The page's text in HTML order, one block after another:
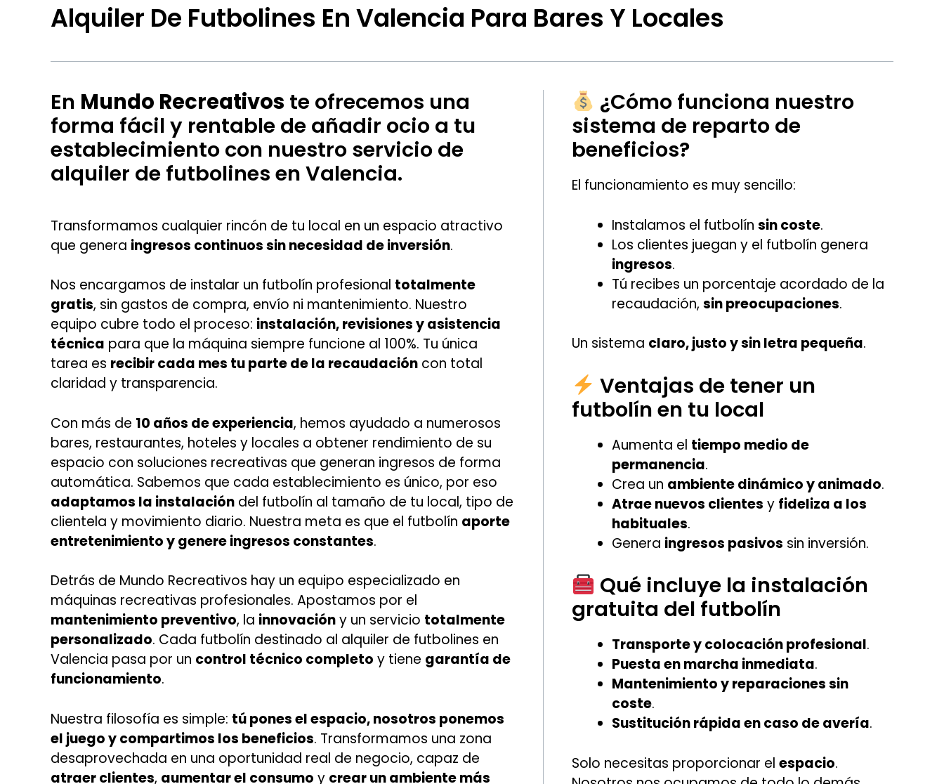
Alquiler De Futbolines En Valencia Para Bares Y Locales
En Mundo Recreativos te ofrecemos una
forma fácil y rentable de añadir ocio a tu
establecimiento con nuestro servicio de
alquiler de futbolines en Valencia.
Transformamos cualquier rincón de tu local en un espacio atractivo
que genera ingresos continuos sin necesidad de inversión.
Nos encargamos de instalar un futbolín profesional totalmente
gratis, sin gastos de compra, envío ni mantenimiento. Nuestro
equipo cubre todo el proceso: instalación, revisiones y asistencia
técnica para que la máquina siempre funcione al 100%. Tu única
tarea es recibir cada mes tu parte de la recaudación con total
claridad y transparencia.
Con más de 10 años de experiencia, hemos ayudado a numerosos
bares, restaurantes, hoteles y locales a obtener rendimiento de su
espacio con soluciones recreativas que generan ingresos de forma
automática. Sabemos que cada establecimiento es único, por eso
adaptamos la instalación del futbolín al tamaño de tu local, tipo de
clientela y movimiento diario. Nuestra meta es que el futbolín aporte
entretenimiento y genere ingresos constantes.
Detrás de Mundo Recreativos hay un equipo especializado en
máquinas recreativas profesionales. Apostamos por el
mantenimiento preventivo, la innovacióny un servicio totalmente
personalizado. Cada futbolín destinado al alquiler de futbolines en
Valencia pasa por un control técnico completo y tiene garantía de
funcionamiento.
Nuestra filosofía es simple: tú pones el espacio, nosotros ponemos
el juego y compartimos los beneficios. Transformamos una zona
desaprovechada en una oportunidad real de negocio, capaz de
atraer clientes, aumentar el consumo y crear un ambiente más
¿Cómo funciona nuestro
sistema de reparto de
beneficios?
El funcionamiento es muy sencillo:
Instalamos el futbolín sin coste.
Los clientes juegan y el futbolín genera
ingresos.
Tú recibes un porcentaje acordado de la
recaudación, sin preocupaciones.
Un sistema claro, justo y sin letra pequeña.
Ventajas de tener un
futbolín en tu local
Aumenta el tiempo medio de
permanencia.
Crea un ambiente dinámico y animado.
Atrae nuevos clientes y fideliza a los
habituales.
Genera ingresos pasivos sin inversión.
Qué incluye la instalación
gratuita del futbolín
Transporte y colocación profesional.
Puesta en marcha inmediata.
Mantenimiento y reparaciones sin
coste.
Sustitución rápida en caso de avería.
Solo necesitas proporcionar el espacio.